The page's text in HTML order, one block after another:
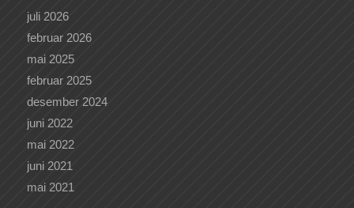
juli 2026
februar 2026
mai 2025
februar 2025
desember 2024
juni 2022
mai 2022
juni 2021
mai 2021